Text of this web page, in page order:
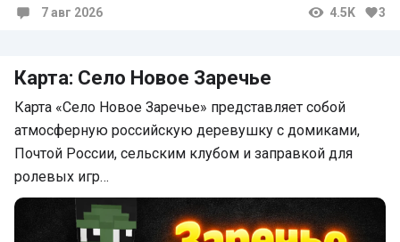
7 авг 2026 4.5K 3
Карта: Село Новое Заречье
Карта «Село Новое Заречье» представляет собой
атмосферную российскую деревушку с домиками,
Почтой России, сельским клубом и заправкой для
ролевых игр…